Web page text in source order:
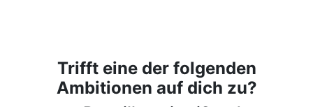
Trifft eine der folgenden
Ambitionen auf dich zu?